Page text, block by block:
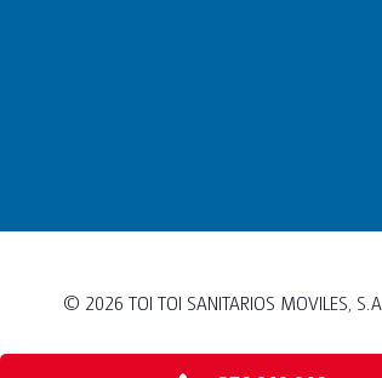
© 2026 TOI TOI SANITARIOS MOVILES, S.A.